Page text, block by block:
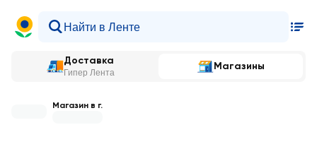
Доставка
Гипер Лента
Магазины
Магазин в г.